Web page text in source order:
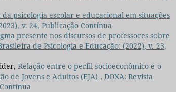
psicologia escolar e educacional em situações
v. 24, Publicação Contínua
presente nos discursos de professores sobre
de Psicologia e Educação: (2022), v. 23,
Relação entre o perfil socioeconômico e o
de Jovens e Adultos (EJA) , DOXA: Revista